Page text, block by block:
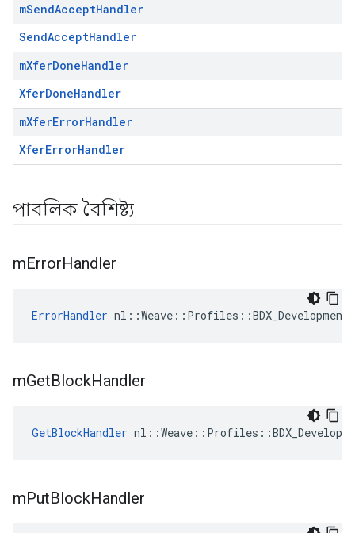
mSendAcceptHandler
SendAcceptHandler
mXferDoneHandler
XferDoneHandler
mXferErrorHandler
XferErrorHandler
পাবলিক বৈশিষ্ট্য
mErrorHandler
ErrorHandler
mGetBlockHandler
GetBlockHandler
mPutBlockHandler